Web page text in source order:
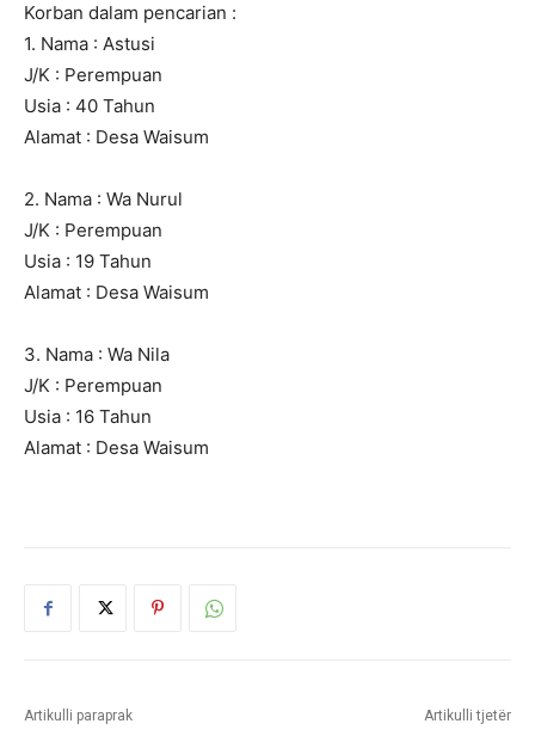
Korban dalam pencarian :
1. Nama : Astusi
J/K : Perempuan
Usia : 40 Tahun
Alamat : Desa Waisum
2. Nama : Wa Nurul
J/K : Perempuan
Usia : 19 Tahun
Alamat : Desa Waisum
3. Nama : Wa Nila
J/K : Perempuan
Usia : 16 Tahun
Alamat : Desa Waisum
Artikulli paraprak Artikulli tjetër